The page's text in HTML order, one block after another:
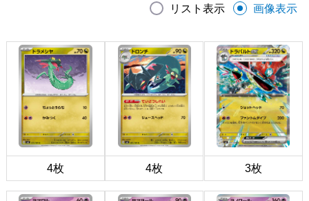
リスト表示 画像表示
4枚 4枚 3枚